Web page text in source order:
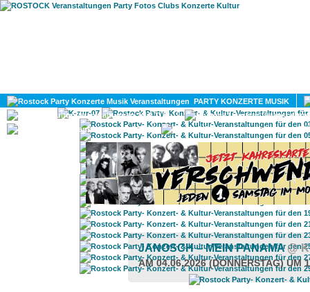
PARTY KONZERTE MUSIK
KULTUR
GAY
JANOSCH – MEIN PANAMA@
AM 04.06.2026 (DONNERSTAG) UM